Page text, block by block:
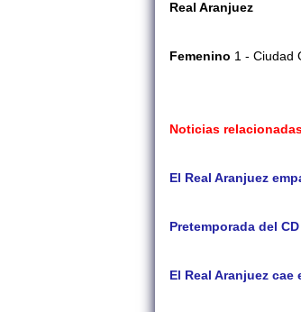
Real Aranjuez
Femenino 1 - Ciudad
Noticias
El Real Aranjuez
Pretemporada del
El Real Aranjuez